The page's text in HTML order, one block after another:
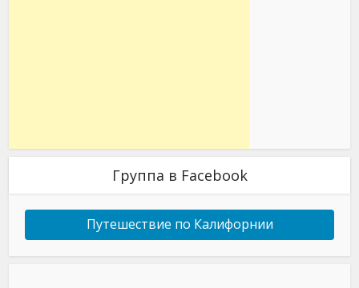
Группа в Facebook
Путешествие по Калифорнии